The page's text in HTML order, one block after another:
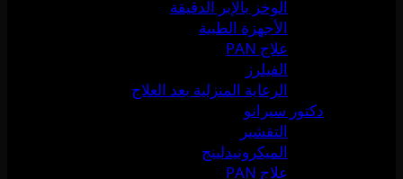
الوخز بالإبر الدقيقة
الأجهزة الطبية
علاج PAN
الفيلرز
الرعاية المنزلية بعد العلاج
دكتور سيرانو
التقشير
الميكرونيدلينج
علاج PAN